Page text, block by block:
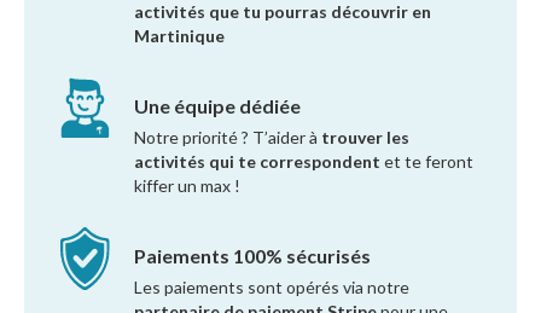
activités que tu pourras découvrir en
Martinique
Une équipe dédiée
Notre priorité ? T’aider à trouver les
activités qui te correspondent et te feront
kiffer un max !
Paiements 100% sécurisés
Les paiements sont opérés via notre